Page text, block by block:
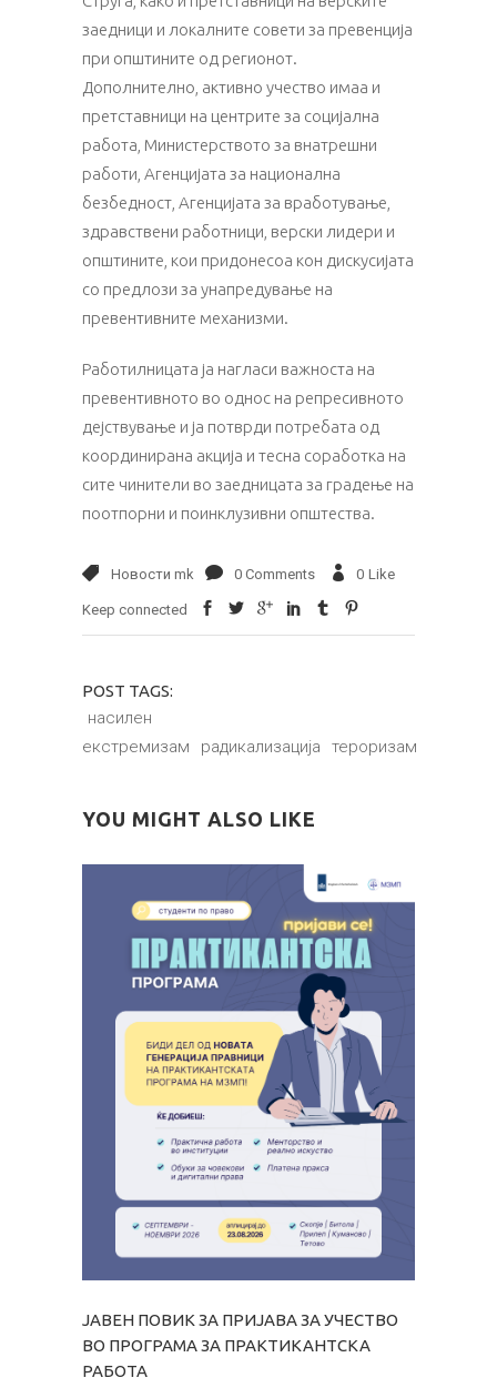
заедници и локалните совети за превенција
при општините од регионот.
Дополнително, активно учество имаа и
претставници на центрите за социјална
работа, Министерството за внатрешни
работи, Агенцијата за национална
безбедност, Агенцијата за вработување,
здравствени работници, верски лидери и
општините, кои придонесоа кон дискусијата
со предлози за унапредување на
превентивните механизми.
Работилницата ја нагласи важноста на
превентивното во однос на репресивното
дејствување и ја потврди потребата од
координирана акција и тесна соработка на
сите чинители во заедницата за градење на
поотпорни и поинклузивни општества.
Новости mk 0 Comments 0 Like
Keep connected
POST TAGS:
насилен
екстремизам
радикализација тероризам
YOU MIGHT ALSO LIKE
ЈАВЕН ПОВИК ЗА ПРИЈАВА ЗА УЧЕСТВО
ВО ПРОГРАМА ЗА ПРАКТИКАНТСКА
РАБОТА